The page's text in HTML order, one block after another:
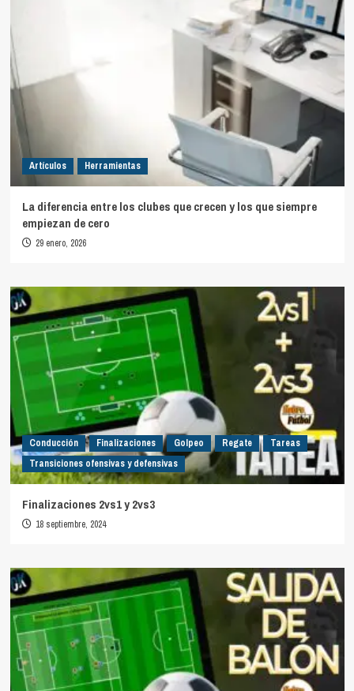
Artículos Herramientas
La diferencia entre los clubes que crecen y los que siempre
empiezan de cero
29 enero, 2026
Conducción Finalizaciones Golpeo Regate
Tareas
Transiciones ofensivas y defensivas
Finalizaciones 2vs1 y 2vs3
18 septiembre, 2024